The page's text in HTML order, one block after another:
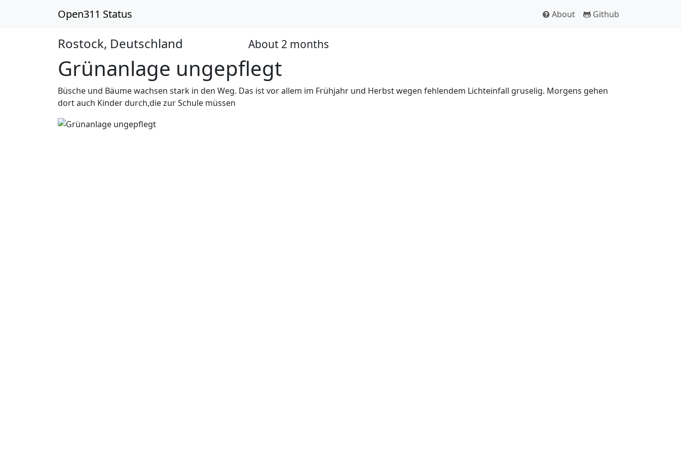
Open311 Status About Github
Rostock, Deutschland About 2 months
Grünanlage ungepflegt
Büsche und Bäume wachsen stark in den Weg. Das ist vor allem im Frühjahr und Herbst wegen fehlendem Lichteinfall gruselig. Morgens gehen
dort auch Kinder durch,die zur Schule müssen